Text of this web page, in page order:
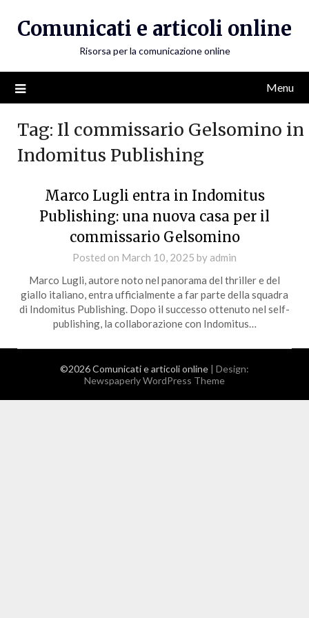
Comunicati e articoli online
Risorsa per la comunicazione online
Menu
Tag: Il commissario Gelsomino in
Indomitus Publishing
Marco Lugli entra in Indomitus
Publishing: una nuova casa per il
commissario Gelsomino
Posted on March 10, 2025 by admin
Marco Lugli, autore noto nel panorama del thriller e del
giallo italiano, entra ufficialmente a far parte della squadra
di Indomitus Publishing. Dopo il successo ottenuto nel self-
publishing, la collaborazione con Indomitus…
©2026 Comunicati e articoli online | Design:
Newspaperly WordPress Theme